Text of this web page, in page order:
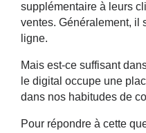
supplémentaire à leurs
ventes. Généralement, il
ligne.
Mais est-ce suffisant
le digital occupe une
dans nos habitudes de
Pour répondre à cette